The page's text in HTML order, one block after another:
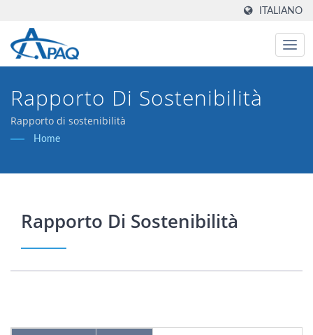
ITALIANO
Rapporto Di Sostenibilità
Rapporto di sostenibilità
Home
Rapporto Di Sostenibilità